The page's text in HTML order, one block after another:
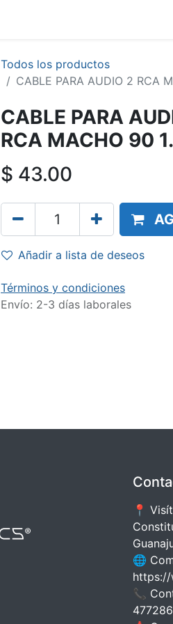
Todos los productos
CABLE PARA AUDIO 2 RCA
CABLE PARA
RCA MACHO 90
$ 43.00
Añadir a lista de deseos
Términos y condiciones
Envío: 2-3 días laborales
📍
🌐
https://
📞